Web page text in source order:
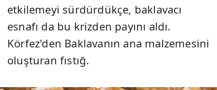
etkilemeyi sürdürdükçe, baklavacı
esnafı da bu krizden payını aldı.
Körfez'den Baklavanın ana malzemesini
oluşturan fıstığ.